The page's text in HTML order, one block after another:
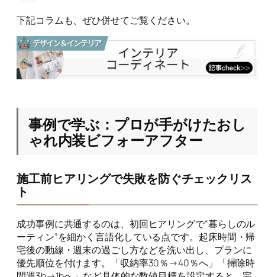
下記コラムも、ぜひ併せてご覧ください。
事例で学ぶ：プロが手がけたおし
ゃれ内装ビフォーアフター
施工前ヒアリングで失敗を防ぐチェックリス
ト
成功事例に共通するのは、初回ヒアリングで“暮らしのル
ーティン”を細かく言語化している点です。起床時間・帰
宅後の動線・週末の過ごし方などを洗い出し、プランに
優先順位を付けます。「収納率30％→40％へ」「掃除時